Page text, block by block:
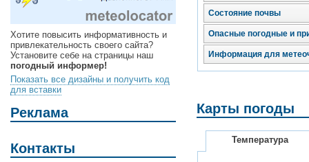
Хотите повысить информативность и
привлекательность своего сайта?
Установите себе на страницы наш
погодный информер!
Показать все дизайны и получить код
для вставки
Реклама
Контакты
Состояние почвы
Опасные погодные и
Информация для
Карты погоды
Температура